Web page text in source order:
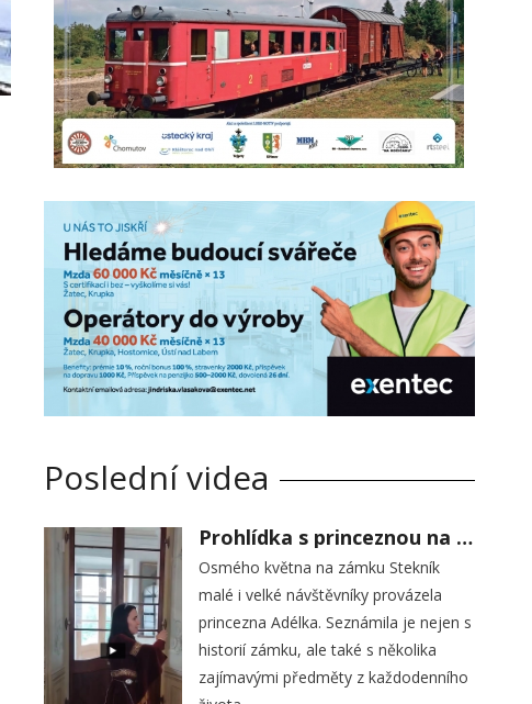
Poslední videa
Prohlídka s princeznou na zámku Stekník
Osmého května na zámku Stekník
malé i velké návštěvníky provázela
princezna Adélka. Seznámila je nejen s
historií zámku, ale také s několika
zajímavými předměty z každodenního